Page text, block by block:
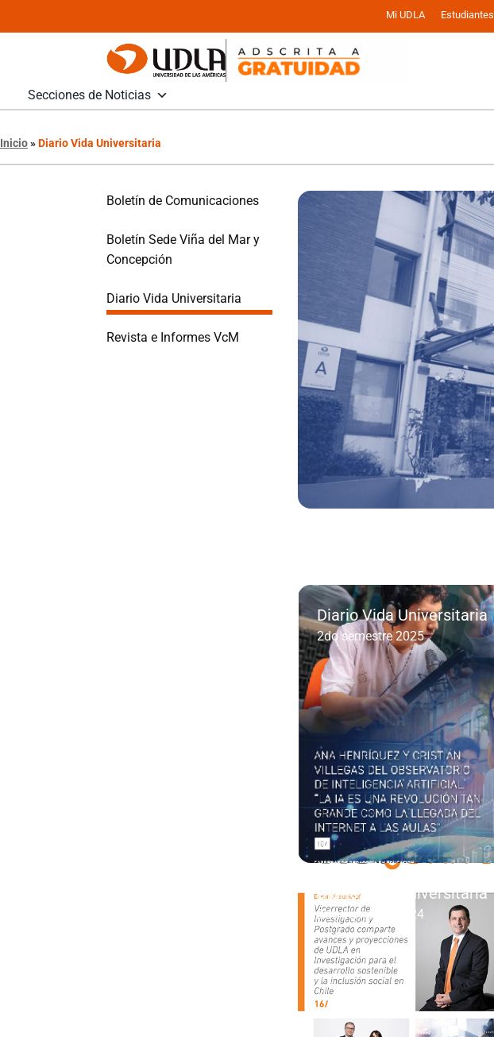
Mi UDLA Estudiantes
Secciones de Noticias
Inicio»Diario Vida Universitaria
Boletín de Comunicaciones
Boletín Sede Viña del Mar y
Concepción
Diario Vida Universitaria
Revista e Informes VcM
Diario Vida Universitaria
2do semestre 2025
Diario Vida Universitaria
2do semestre 2024